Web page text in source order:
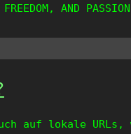
AND PASSION
auf lokale URLs,